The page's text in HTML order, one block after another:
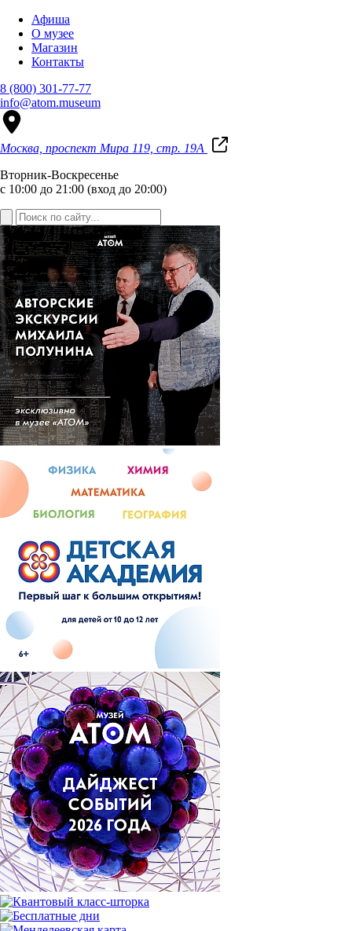
Афиша
О музее
Магазин
Контакты
8 (800) 301-77-77
info@atom.museum
Москва, проспект Мира 119, стр. 19А
Вторник-Воскресенье
с 10:00 до 21:00 (вход до 20:00)